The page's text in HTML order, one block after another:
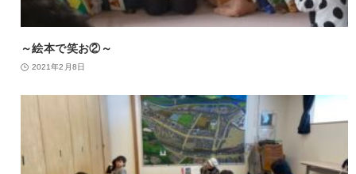
～絵本で笑お②～
2021年2月8日